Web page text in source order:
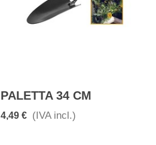
PALETTA 34 CM
4,49 € (IVA incl.)